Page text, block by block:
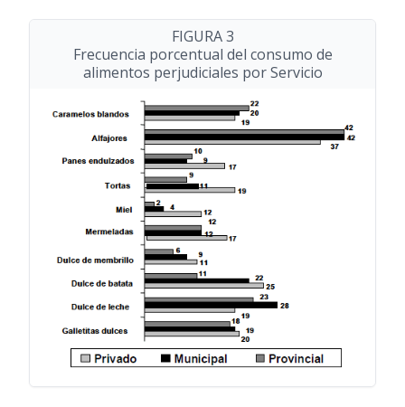
FIGURA 3
Frecuencia porcentual del consumo de
alimentos perjudiciales por Servicio